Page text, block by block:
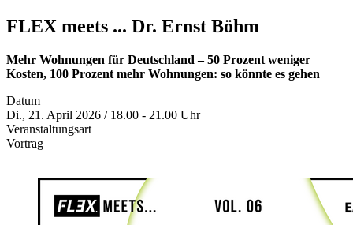
FLEX meets ... Dr. Ernst Böhm
Mehr Wohnungen für Deutschland – 50 Prozent weniger
Kosten, 100 Prozent mehr Wohnungen: so könnte es gehen
Datum
Di., 21. April 2026 / 18.00 - 21.00 Uhr
Veranstaltungsart
Vortrag